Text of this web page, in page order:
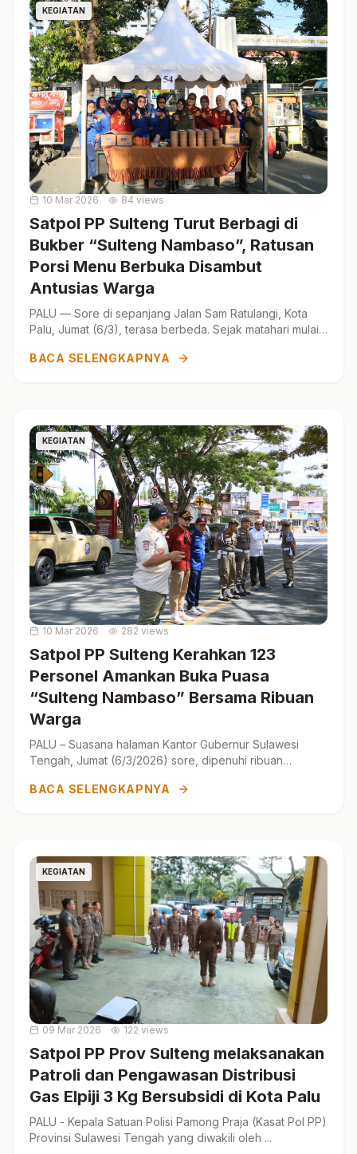
KEGIATAN
10 Mar 2026 84 views
Satpol PP Sulteng Turut Berbagi di
Bukber “Sulteng Nambaso”, Ratusan
Porsi Menu Berbuka Disambut
Antusias Warga
PALU — Sore di sepanjang Jalan Sam Ratulangi, Kota
Palu, Jumat (6/3), terasa berbeda. Sejak matahari mulai
BACA SELENGKAPNYA
KEGIATAN
10 Mar 2026 282 views
Satpol PP Sulteng Kerahkan 123
Personel Amankan Buka Puasa
“Sulteng Nambaso” Bersama Ribuan
Warga
PALU – Suasana halaman Kantor Gubernur Sulawesi
Tengah, Jumat (6/3/2026) sore, dipenuhi ribuan
bersama...
BACA SELENGKAPNYA
KEGIATAN
09 Mar 2026 122 views
Satpol PP Prov Sulteng melaksanakan
Patroli dan Pengawasan Distribusi
Gas Elpiji 3 Kg Bersubsidi di Kota Palu
PALU - Kepala Satuan Polisi Pamong Praja (Kasat Pol PP)
Provinsi Sulawesi Tengah yang diwakili oleh ...